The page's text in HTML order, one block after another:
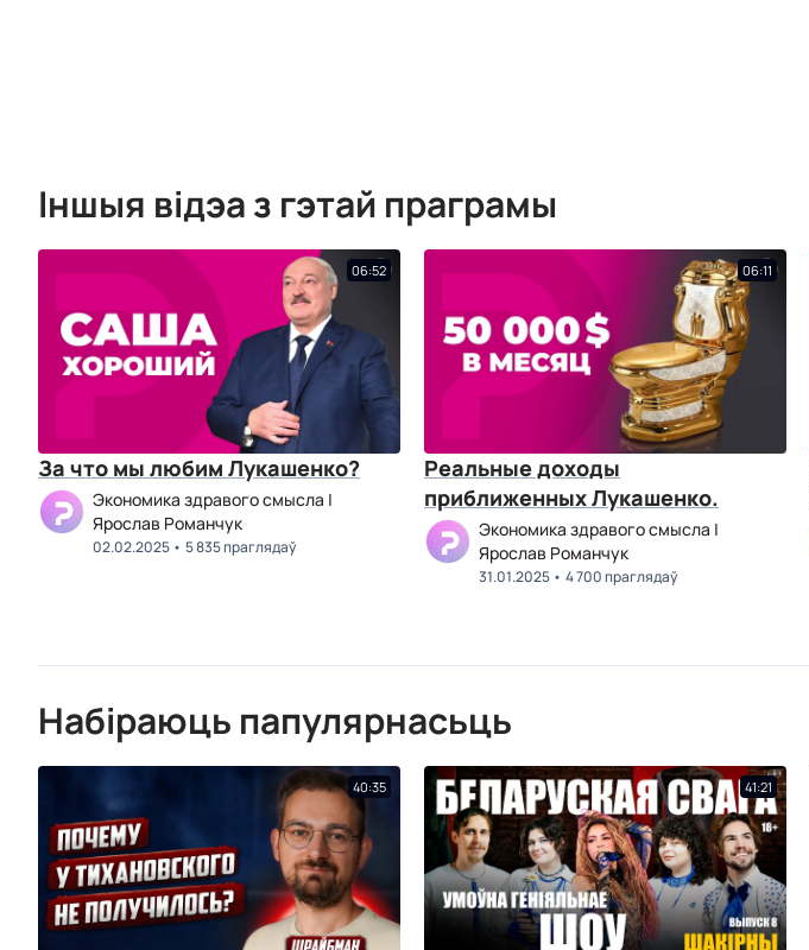
Іншыя відэа з гэтай праграмы
06:52
За что мы любим Лукашенко?
Экономика здравого смысла |
Ярослав Романчук
02.02.2025 5 835 праглядаў
06:11
Реальные доходы
приближенных Лукашенко.
Экономика здравого смысла |
Ярослав Романчук
31.01.2025 4 700 праглядаў
Набіраюць папулярнасьць
40:35 41:21